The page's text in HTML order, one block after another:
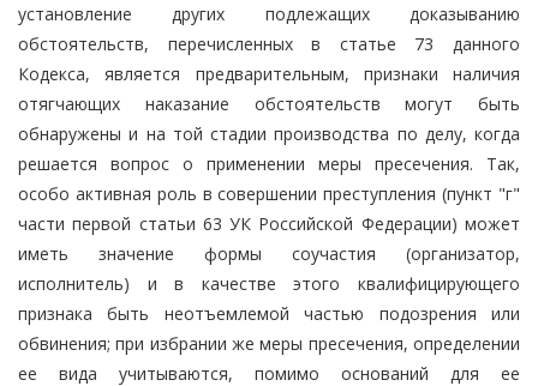
установление других подлежащих доказыванию
обстоятельств, перечисленных в статье 73 данного
Кодекса, является предварительным, признаки наличия
отягчающих наказание обстоятельств могут быть
обнаружены и на той стадии производства по делу, когда
решается вопрос о применении меры пресечения. Так,
особо активная роль в совершении преступления (пункт "г"
части первой статьи 63 УК Российской Федерации) может
иметь значение формы соучастия (организатор,
исполнитель) и в качестве этого квалифицирующего
признака быть неотъемлемой частью подозрения или
обвинения; при избрании же меры пресечения, определении
ее вида учитываются, помимо оснований для ее